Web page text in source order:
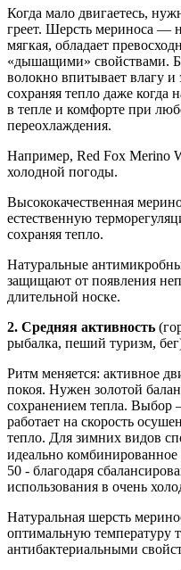
Когда мало двигаетесь,
греет. Шерсть мериноса — н
мягкая, обладает
«дышащими» свойствами.
волокно впитывает влагу и
сохраняя тепло даже когда
в тепле и комфорте при
переохлаждения.
Например, Red Fox Merino
холодной погоды.
Высококачественная
естественную
сохраняя тепло.
Натуральные
защищают от появления
длительной носке.
2. Средняя активность
рыбалка, пеший туризм,
Ритм меняется: активное
покоя. Нужен золотой
сохранением тепла. Выбор
работает на скорость
тепло. Для зимних видов
идеально комбинированное
50 - благодаря
использования в очень
Натуральная шерсть
оптимальную температуру
антибактериальными